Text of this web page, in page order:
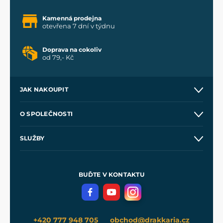
Kamenná prodejna
otevřena 7 dní v týdnu
Doprava na cokoliv
od 79,- Kč
JAK NAKOUPIT
Velkoobchod
O SPOLEČNOSTI
SLUŽBY
Meče pro Kingdom Come
BUĎTE V KONTAKTU
+420 777 948 705 obchod@drakkaria.cz